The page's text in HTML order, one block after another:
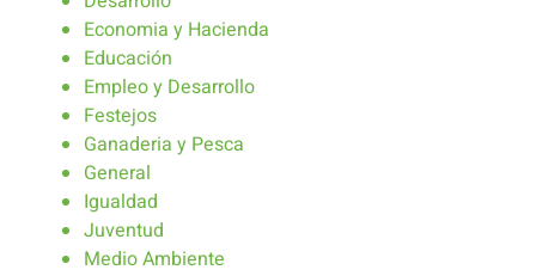
Economia y Hacienda
Educación
Empleo y Desarrollo
Festejos
Ganaderia y Pesca
General
Igualdad
Juventud
Medio Ambiente